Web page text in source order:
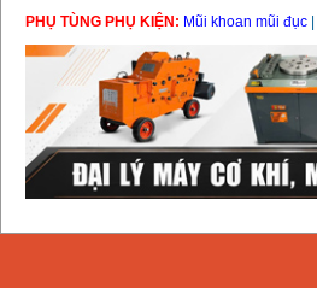
PHỤ TÙNG PHỤ KIỆN: Mũi khoan mũi đục